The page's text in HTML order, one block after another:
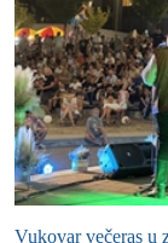
Vukovar večeras u